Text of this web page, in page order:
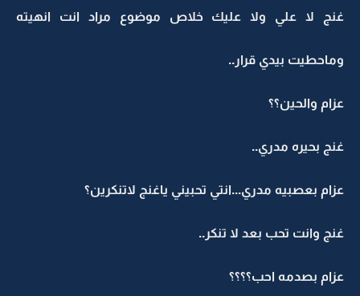
غنج لا علي ولا عليك خلاص موضوع مراد انت انهيته
وماحطيت بيدي قرار..
عزام والحين؟؟
غنج بحيره مدري..
عزام بعصبيه مدري...انتي تحبيني ياغنج لاتنكرين؟
غنج وانت تحب بعد لا تنكر..
عزام بصدمه احب؟؟؟؟